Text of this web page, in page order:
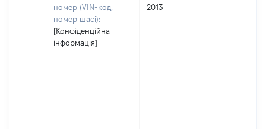
номер (VIN-код,
номер шасі):
[Конфіденційна
інформація]
2013